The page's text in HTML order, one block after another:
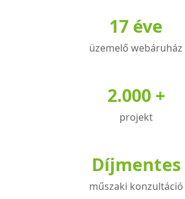
17 éve
üzemelő webáruház
2.000 +
projekt
Díjmentes
műszaki konzultáció